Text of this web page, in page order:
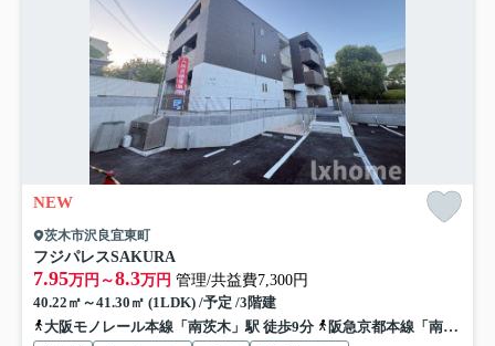
NEW
茨木市沢良宜東町
フジパレスSAKURA
7.95万円～8.3万円 管理/共益費7,300円
40.22㎡～41.30㎡ (1LDK) /予定 /3階建
大阪モノレール本線「南茨木」駅 徒歩9分
阪急京都本線「南茨木」駅 徒歩9分